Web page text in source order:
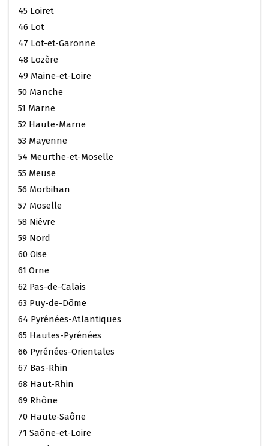
45 Loiret
46 Lot
47 Lot-et-Garonne
48 Lozère
49 Maine-et-Loire
50 Manche
51 Marne
52 Haute-Marne
53 Mayenne
54 Meurthe-et-Moselle
55 Meuse
56 Morbihan
57 Moselle
58 Nièvre
59 Nord
60 Oise
61 Orne
62 Pas-de-Calais
63 Puy-de-Dôme
64 Pyrénées-Atlantiques
65 Hautes-Pyrénées
66 Pyrénées-Orientales
67 Bas-Rhin
68 Haut-Rhin
69 Rhône
70 Haute-Saône
71 Saône-et-Loire